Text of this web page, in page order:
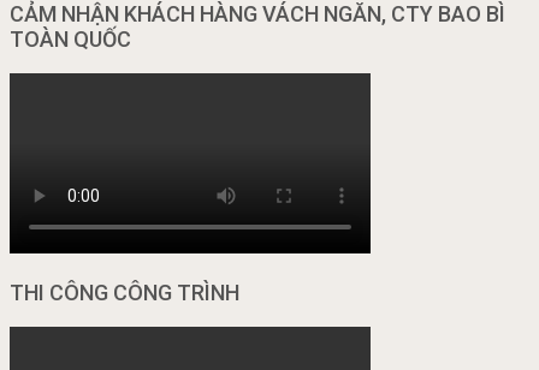
CẢM NHẬN KHÁCH HÀNG VÁCH NGĂN, CTY BAO BÌ
TOÀN QUỐC
THI CÔNG CÔNG TRÌNH